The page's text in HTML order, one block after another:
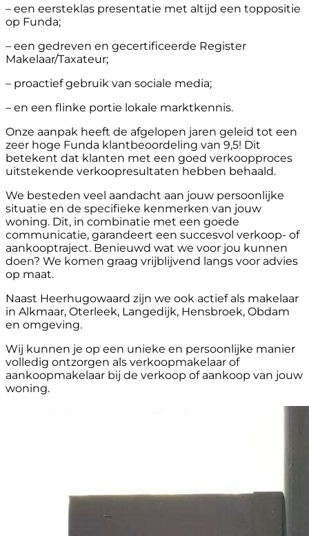
– een eersteklas presentatie met altijd een toppositie
op Funda;
– een gedreven en gecertificeerde Register
Makelaar/Taxateur;
– proactief gebruik van sociale media;
– en een flinke portie lokale marktkennis.
Onze aanpak heeft de afgelopen jaren geleid tot een
zeer hoge Funda klantbeoordeling van 9,5! Dit
betekent dat klanten met een goed verkoopproces
uitstekende verkoopresultaten hebben behaald.
We besteden veel aandacht aan jouw persoonlijke
situatie en de specifieke kenmerken van jouw
woning. Dit, in combinatie met een goede
communicatie, garandeert een succesvol verkoop- of
aankooptraject. Benieuwd wat we voor jou kunnen
doen? We komen graag vrijblijvend langs voor advies
op maat.
Naast Heerhugowaard zijn we ook actief als makelaar
in Alkmaar, Oterleek, Langedijk, Hensbroek, Obdam
en omgeving.
Wij kunnen je op een unieke en persoonlijke manier
volledig ontzorgen als verkoopmakelaar of
aankoopmakelaar bij de verkoop of aankoop van jouw
woning.